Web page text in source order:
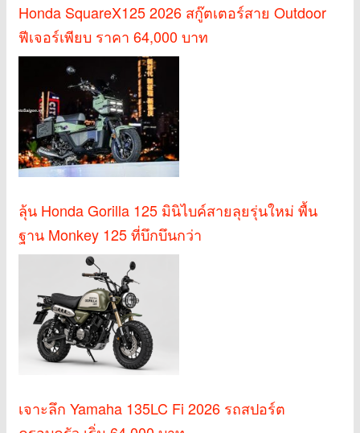
Honda SquareX125 2026 สกู๊ตเตอร์สาย Outdoor
ฟีเจอร์เพียบ ราคา 64,000 บาท
ลุ้น Honda Gorilla 125 มินิไบค์สายลุยรุ่นใหม่ พื้น
ฐาน Monkey 125 ที่บึกบึนกว่า
เจาะลึก Yamaha 135LC Fi 2026 รถสปอร์ต